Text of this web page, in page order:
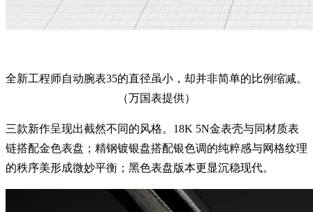
全新工程师自动腕表35的直径虽小，却并非简单的比例缩减。
（万国表提供）
三款新作呈现出截然不同的风格。18K 5N金表壳与同材质表
链搭配金色表盘；精钢镀银盘搭配银色调的纯粹感与网格纹理
的秩序美形成微妙平衡；黑色表盘版本更显沉稳现代。